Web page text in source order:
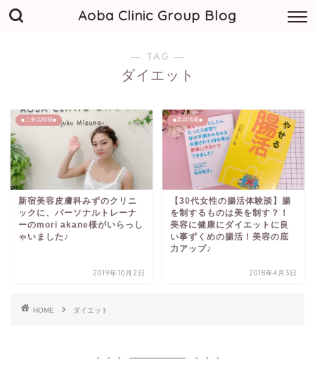
Aoba Clinic Group Blog
― TAG ―
ダイエット
■ご来店情報■
新宿美容皮膚科みずのクリニ
ックに、パーソナルトレーナ
ーのmori akane様がいらっし
ゃいました♪
2019年10月2日
■美容情報■
【30代女性の腸活体験談】腸
を制するものは美を制す？！
美容に健康にダイエットに良
い事ずくめの腸活！美容の底
力アップ♪
2018年4月3日
HOME ダイエット